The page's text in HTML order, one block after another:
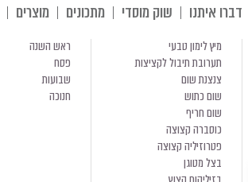
דברו איתנו שוק מוסדי מתכונים מוצרים
מיץ לימון טבעי
תערובת תיבול לקציצות
צנצנת שום
שום כתוש
שום חריף
כוסברה קצוצה
פטרוזיליה קצוצה
בצל מטוגן
ראש השנה
פסח
שבועות
חנוכה